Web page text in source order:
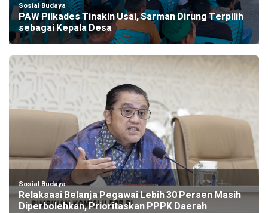
Sosial Budaya
PAW Pilkades Tinakin Usai, Sarman Dirung Terpilih
sebagai Kepala Desa
Sosial Budaya
Relaksasi Belanja Pegawai Lebih 30 Persen Masih
Diperbolehkan, Prioritaskan PPPK Daerah